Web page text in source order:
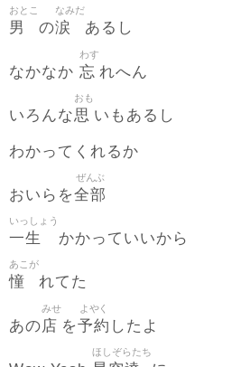
男
おとこ
の涙
なみだ
あるし
なかなか 忘
わす
れへん
いろんな思
おも
いもあるし
わかってくれるか
おいらを全部
ぜんぶ
一生
いっしょう
かかっていいから
憧
あこが
れてた
あの店
みせ
を予約
よやく
したよ
ほしぞらたち